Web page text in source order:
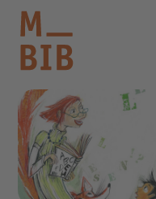
informieren
entdecken
mitmachen